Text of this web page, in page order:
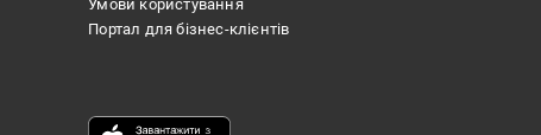
Умови користування
Портал для бізнес-клієнтів